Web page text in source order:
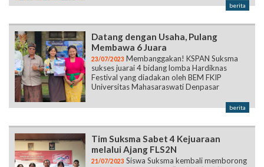
berita
Datang dengan Usaha, Pulang
Membawa 6 Juara
23/07/2023 Membanggakan! KSPAN Suksma
sukses juarai 4 bidang lomba Hardiknas
Festival yang diadakan oleh BEM FKIP
Universitas Mahasaraswati Denpasar
berita
Tim Suksma Sabet 4 Kejuaraan
melalui Ajang FLS2N
21/07/2023 Siswa Suksma kembali memborong